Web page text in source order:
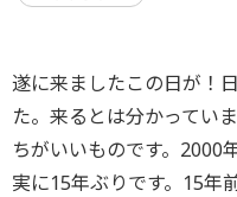
遂に来ましたこの日が！
た。来るとは分かってい
ちがいいものです。2000
実に15年ぶりです。15年